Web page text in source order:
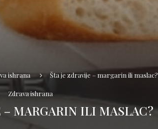
ishrana Šta je zdravije – margarin ili maslac?
Zdrava ishrana
– MARGARIN ILI MASLAC?